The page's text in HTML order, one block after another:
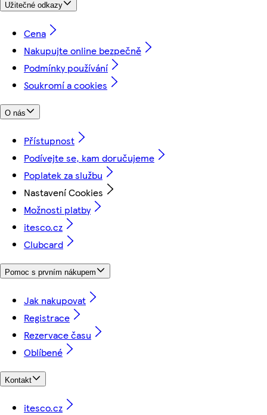
Užitečné odkazy
Cena
Nakupujte online bezpečně
Podmínky používání
Soukromí a cookies
O nás
Přístupnost
Podívejte se, kam doručujeme
Poplatek za službu
Nastavení Cookies
Možnosti platby
itesco.cz
Clubcard
Pomoc s prvním nákupem
Jak nakupovat
Registrace
Rezervace času
Oblíbené
Kontakt
itesco.cz